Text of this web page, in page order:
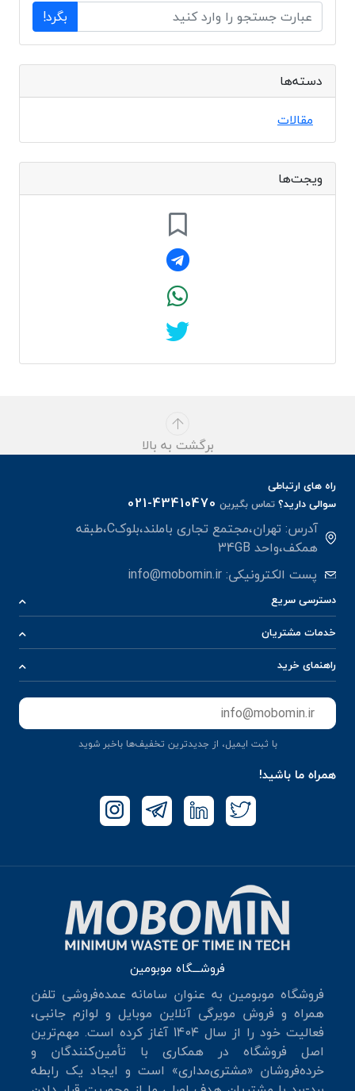
بگرد!
دسته‌ها
مقالات
ویجت‌ها
برگشت به بالا
راه های ارتباطی
سوالی دارید؟تماس بگیرین 021-43410470
آدرس: تهران،مجتمع تجاری باملند،بلوکC،طبقه
همکف،واحد 34GB
پست الکترونیکی:info@mobomin.ir
دسترسی سریع
خدمات مشتریان
راهنمای خرید
با ثبت ایمیل، از جدید‌ترین تخفیف‌ها با‌خبر شوید
همراه ما باشید!
فروشـــگاه موبومین
فروشگاه موبومین به عنوان سامانه عمده‌فروشی تلفن
همراه و فروش مویرگی آنلاین موبایل و لوازم جانبی،
فعالیت خود را از سال 140۴ آغاز کرده است. مهم‌ترین
اصل فروشگاه در همکاری با تأمین‌کنندگان و
خرده‌فروشان «مشتری‌مداری» است و ایجاد یک رابطه